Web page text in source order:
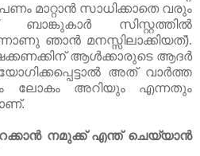
പണം മാറ്റാന്‍ സാധിക്കാതെ വരും
സിസ്റ്റത്തില്‍
ഞാന്‍ മനസ്സിലാക്കിയത്).
ആള്‍ക്കാരുടെ ആദര്‍
അത് വാര്‍ത്ത
ലോകം അറിയും എന്നതും
നമുക്ക് എന്ത് ചെയ്യാന്‍